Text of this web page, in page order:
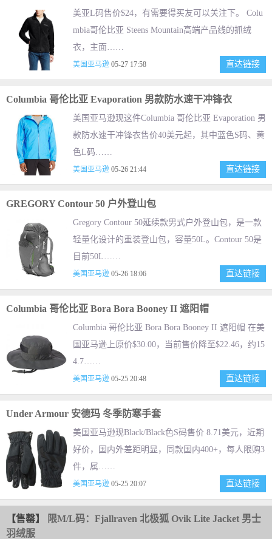
美亚L码售价$24，有需要得买友可以关注下。 Colu
mbia哥伦比亚 Steens Mountain高端产品线的抓绒
衣，主面……
美国亚马逊 05-27 17:58 直达链接
Columbia 哥伦比亚 Evaporation 男款防水速干冲锋衣
美国亚马逊现这件Columbia 哥伦比亚 Evaporation 男
款防水速干冲锋衣售价40美元起，其中蓝色S码、黄
色L码……
美国亚马逊 05-26 21:44 直达链接
GREGORY Contour 50 户外登山包
Gregory Contour 50延续款男式户外登山包，是一款
轻量化设计的重装登山包，容量50L。Contour 50是
目前50L……
美国亚马逊 05-26 18:06 直达链接
Columbia 哥伦比亚 Bora Bora Booney II 遮阳帽
Columbia 哥伦比亚 Bora Bora Booney II 遮阳帽 在美
国亚马逊上原价$30.00，当前售价降至$22.46，约15
4.7……
美国亚马逊 05-25 20:48 直达链接
Under Armour 安德玛 冬季防寒手套
美国亚马逊现Black/Black色S码售价 8.71美元，近期
好价，国内外差距明显，同款国内400+，每人限购3
件，属……
美国亚马逊 05-25 20:07 直达链接
【售罄】
限M/L码：Fjallraven 北极狐 Ovik Lite Jacket 男士
羽绒服